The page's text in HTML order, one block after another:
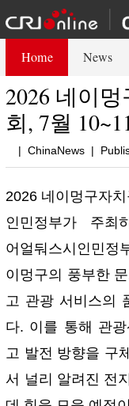
Home News
2026 네이
회, 7월
| ChinaNews |
2026 네이멍구자
인민정부가 주최
어얼둬스시인민정
이멍구의 풍부한
고 관광 서비스의
다. 이를 통해 관
고 발전 방향을 구
서 널리 알려진 전